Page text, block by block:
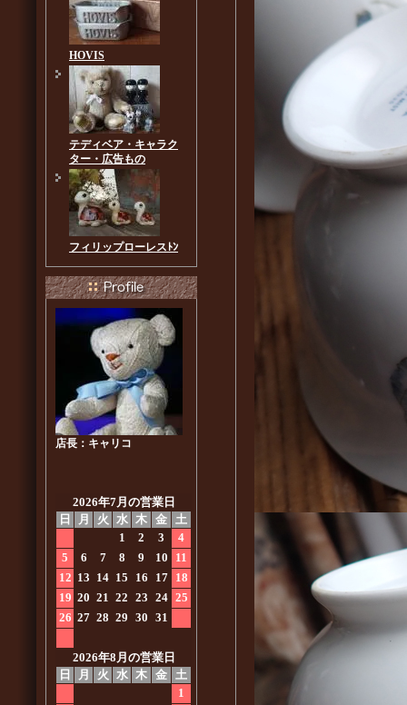
HOVIS
テディベア・キャラク
ター・広告もの
フィリップローレスﾄﾝ
店長：キャリコ
2026年7月の営業日
日
月 火 水 木 金 土
1
2 3
4
5
6 7 8 9 10
11
12 13 14 15 16 17
18
19 20 21 22 23 24 25
26 27 28 29 30 31
2026年8月の営業日
日
月 火 水 木 金 土
1